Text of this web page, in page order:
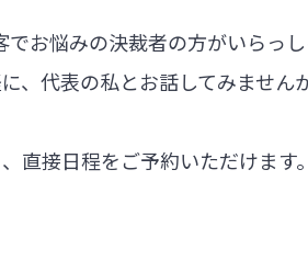
お悩みの決裁者の方がいらっし
、代表の私とお話してみません
直接日程をご予約いただけます。